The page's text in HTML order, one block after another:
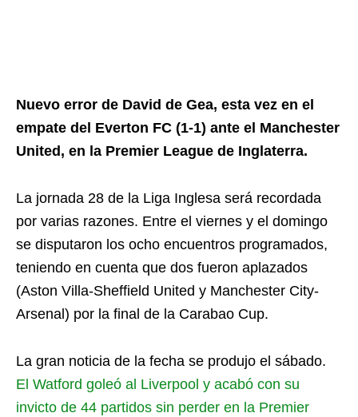
Nuevo error de David de Gea, esta vez en el
empate del Everton FC (1-1) ante el Manchester
United, en la Premier League de Inglaterra.
La jornada 28 de la Liga Inglesa será recordada
por varias razones. Entre el viernes y el domingo
se disputaron los ocho encuentros programados,
teniendo en cuenta que dos fueron aplazados
(Aston Villa-Sheffield United y Manchester City-
Arsenal) por la final de la Carabao Cup.
La gran noticia de la fecha se produjo el sábado.
El Watford goleó al Liverpool y acabó con su
invicto de 44 partidos sin perder en la Premier